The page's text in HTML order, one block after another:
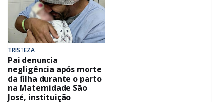
TRISTEZA
Pai denuncia
negligência após morte
da filha durante o parto
na Maternidade São
José, instituição